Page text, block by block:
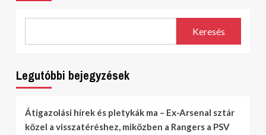
Keresés
Legutóbbi bejegyzések
Átigazolási hírek és pletykák ma – Ex-Arsenal sztár
közel a visszatéréshez, miközben a Rangers a PSV